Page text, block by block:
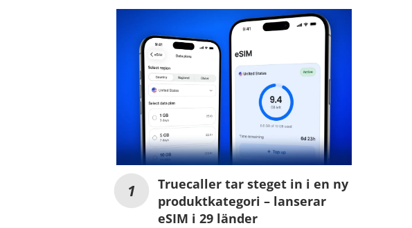
Truecaller tar steget in i en ny
produktkategori – lanserar
eSIM i 29 länder